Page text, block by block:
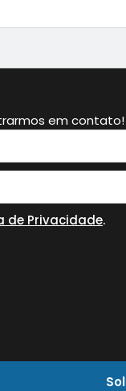
em contato!
de Privacidade.